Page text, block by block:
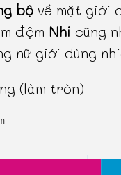
bộ về mặt giới
đệm Nhi cũng
nữ giới dùng
(làm tròn)